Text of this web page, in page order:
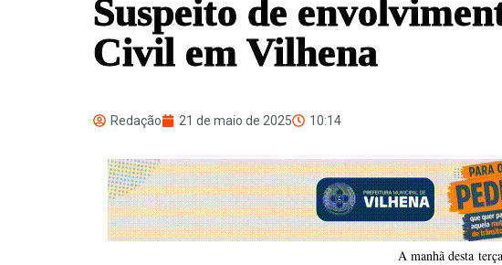
Suspeito de
Civil em Vilhena
Redação 21 de maio de 2025 10:14
A manhã desta